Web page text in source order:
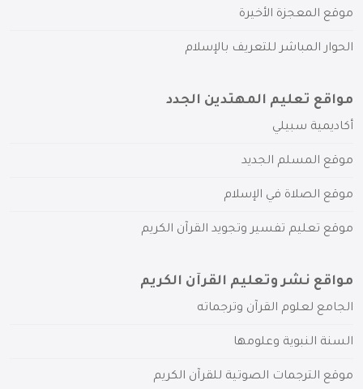
موقع المعجزة الأخيرة
الحوار المباشر للتعريف بالإسلام
مواقع تعليم المهتدين الجدد
أكاديمية سبيلي
موقع المسلم الجديد
موقع الصلاة في الإسلام
موقع تعليم تفسير وتجويد القرآن الكريم
مواقع نشر وتعليم القرآن الكريم
الجامع لعلوم القرآن وترجماته
السنة النبوية وعلومها
موقع الترجمات الصوتية للقرآن الكريم